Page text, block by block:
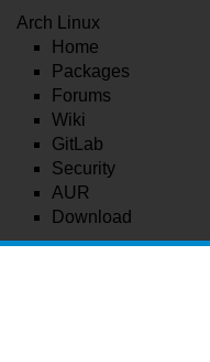
Arch Linux
Home
Packages
Forums
Wiki
GitLab
Security
AUR
Download